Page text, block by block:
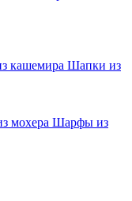
кашемира Шапки из
мохера Шарфы из